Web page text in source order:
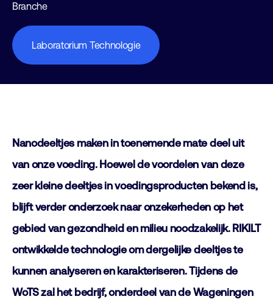
Branche
Laboratorium Technologie
Nanodeeltjes maken in toenemende mate deel uit
van onze voeding. Hoewel de voordelen van deze
zeer kleine deeltjes in voedingsproducten bekend is,
blijft verder onderzoek naar onzekerheden op het
gebied van gezondheid en milieu noodzakelijk. RIKILT
ontwikkelde technologie om dergelijke deeltjes te
kunnen analyseren en karakteriseren. Tijdens de
WoTS zal het bedrijf, onderdeel van de Wageningen